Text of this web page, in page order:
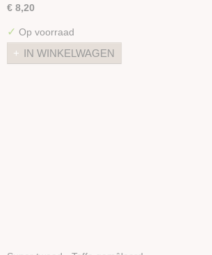
€ 8,20
✓ Op voorraad
IN WINKELWAGEN